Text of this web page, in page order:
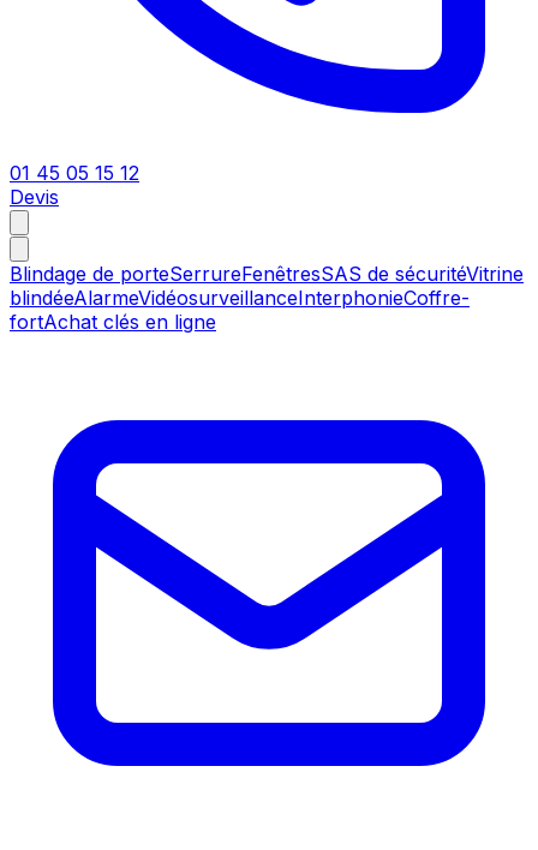
01 45 05 15 12
Devis
Blindage de porteSerrureFenêtresSAS de sécuritéVitrine
blindéeAlarmeVidéosurveillanceInterphonieCoffre-
fortAchat clés en ligne